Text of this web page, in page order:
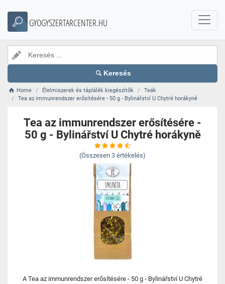
GYOGYSZERTARCENTER.HU
Keresés
Home Élelmiszerek és táplálék kiegészítők
Teák
Tea az immunrendszer erősítésére - 50 g - Bylinářství U Chytré horákyně
Tea az immunrendszer erősítésére -
50 g - Bylinářství U Chytré horákyně
(Összesen 3 értékelés)
A Tea az immunrendszer erősítésére - 50 g - Bylinářství U Chytré